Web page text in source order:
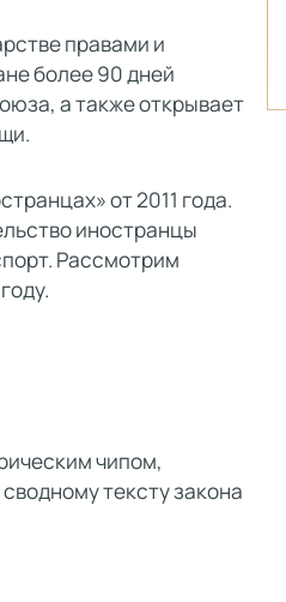
правами и
более 90 дней
а также открывает
от 2011 года.
иностранцы
Рассмотрим
чипом,
тексту закона